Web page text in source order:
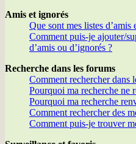
Amis et ignorés
Que sont mes listes d’amis
Comment puis-je ajouter/
d’amis ou d’ignorés ?
Recherche dans les forums
Comment rechercher dans
Pourquoi ma recherche ne
Pourquoi ma recherche
Comment rechercher des
Comment puis-je trouver